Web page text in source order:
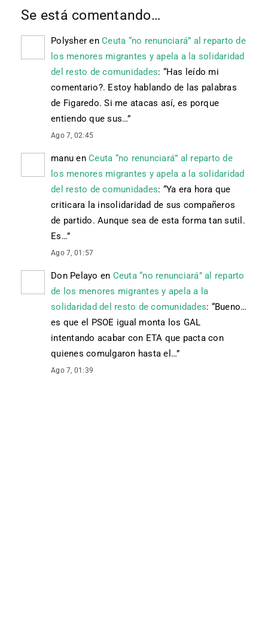
Se está comentando…
Polysher en Ceuta “no renunciará” al reparto de
los menores migrantes y apela a la solidaridad
del resto de comunidades: “Has leído mi
comentario?. Estoy hablando de las palabras
de Figaredo. Si me atacas así, es porque
entiendo que sus…”
Ago 7, 02:45
manu en Ceuta “no renunciará” al reparto de
los menores migrantes y apela a la solidaridad
del resto de comunidades: “Ya era hora que
criticara la insolidaridad de sus compañeros
de partido. Aunque sea de esta forma tan sutil.
Es…”
Ago 7, 01:57
Don Pelayo en Ceuta “no renunciará” al reparto
de los menores migrantes y apela a la
solidaridad del resto de comunidades: “Bueno…
es que el PSOE igual monta los GAL
intentando acabar con ETA que pacta con
quienes comulgaron hasta el…”
Ago 7, 01:39